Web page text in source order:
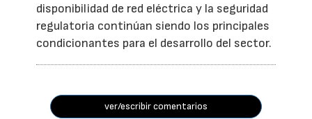
disponibilidad de red eléctrica y la seguridad
regulatoria continúan siendo los principales
condicionantes para el desarrollo del sector.
ver/escribir comentarios